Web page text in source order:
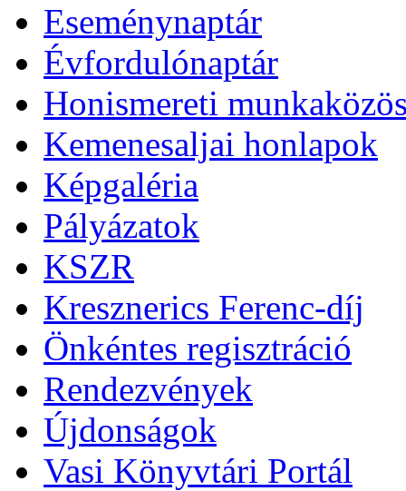
Eseménynaptár
Évfordulónaptár
Honismereti
Kemenesaljai honlapok
Képgaléria
Pályázatok
KSZR
Kresznerics Ferenc-díj
Önkéntes regisztráció
Rendezvények
Újdonságok
Vasi Könyvtári Portál